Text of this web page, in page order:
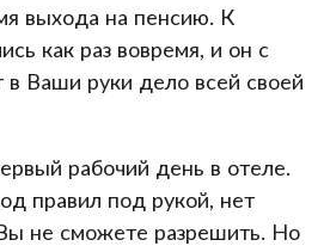
выхода на пенсию. К
как раз вовремя, и он с
в Ваши руки дело всей своей
рабочий день в отеле.
правил под рукой, нет
не сможете разрешить. Но